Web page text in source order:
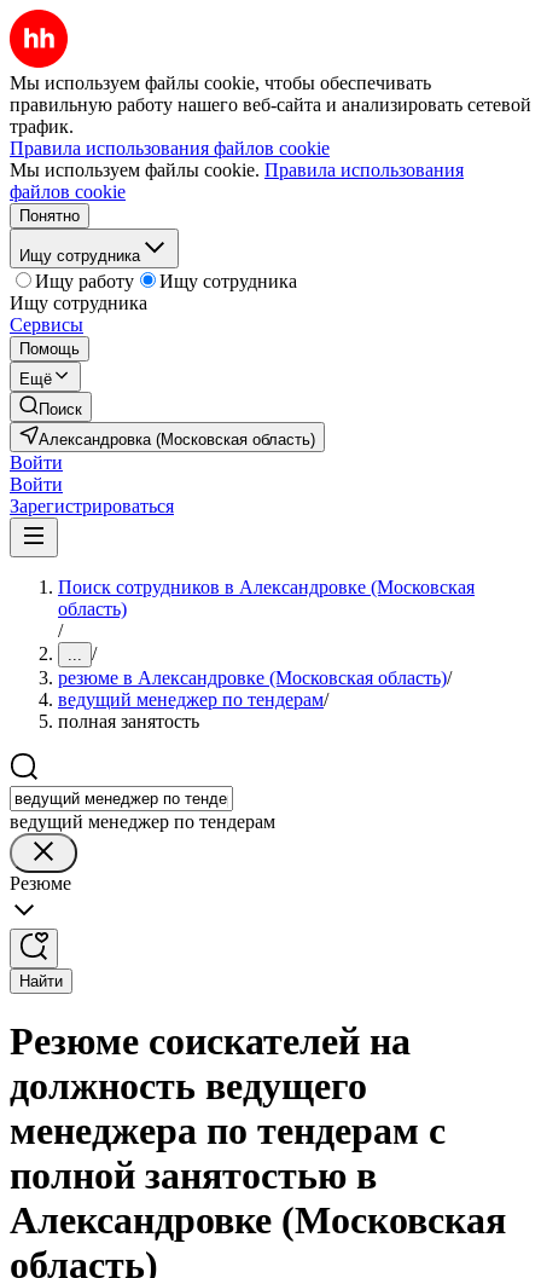
Мы используем файлы cookie, чтобы обеспечивать
правильную работу нашего веб-сайта и анализировать сетевой
трафик.
Правила использования файлов cookie
Мы используем файлы cookie. Правила использования
файлов cookie
Понятно
Ищу сотрудника
Ищу работу
Ищу сотрудника
Ищу сотрудника
Сервисы
Помощь
Ещё
Поиск
Александровка (Московская область)
Войти
Войти
Зарегистрироваться
Поиск сотрудников в Александровке (Московская
область)
/
... /
резюме в Александровке (Московская область)/
ведущий менеджер по тендерам/
полная занятость
ведущий менеджер по тендерам
Резюме
Найти
Резюме соискателей на
должность ведущего
менеджера по тендерам с
полной занятостью в
Александровке (Московская
область)